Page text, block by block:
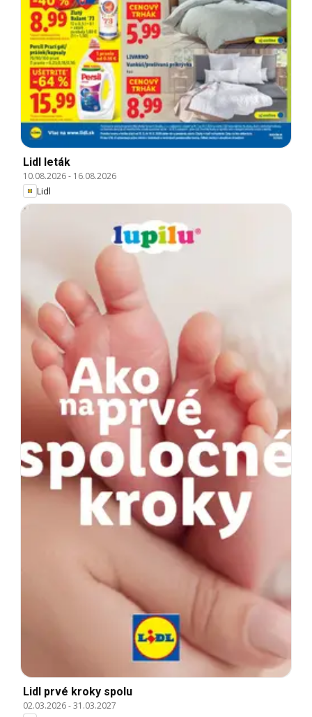
Lidl leták
10.08.2026- 16.08.2026
Lidl
Lidl prvé kroky spolu
02.03.2026-31.03.2027